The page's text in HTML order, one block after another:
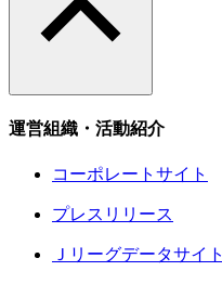
運営組織・活動紹介
コーポレートサイト
プレスリリース
Ｊリーグデータサイト